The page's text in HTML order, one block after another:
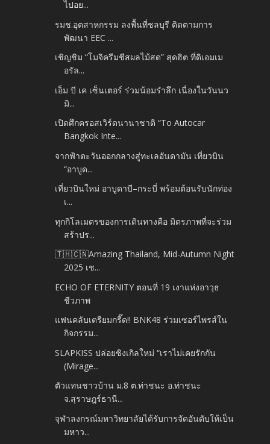
ไปอย...
รมช.อุตสาหกรรม ลงพื้นที่ชลบุรี ติดตามการ
พัฒนา EEC ...
เชิญชิม “โมจิครีมชีสผลไม้สด” สุดฮิต ที่ดิเอมเม
อรัล...
เอ็ม บี เค เซ็นเตอร์ ร่วมน้อมรำลึก เนื่องในวันนว
มิ...
เปิดศึกครอสเวิร์ดนานาชาติ “To Autocar
Bangkok Inte...
จากฟ้าตะวันออกกลางสู่ทะเลอันดามัน เที่ยวบิน
“อาบูด...
เที่ยวบินใหม่ อาบูดาบี–กระบี่ พร้อมต้อนรับนักท่อง
เ...
ทุกกิโลเมตรของการเดินทางคือ มิตรภาพที่จะร่วม
สร้าปร...
🇹🇭🇨🇳Amazing Thailand, Mid-Autumn Night
2025 เช...
ECHO OF ETERNITY ตอนที่ 19 เงาแห่งอาวุธ
ชีวภาพ
แฟนคลับเตรียมกรี๊ด!! BNK48 ร่วมเซอร์ไพรส์ใน
กิจกรรม...
SLAPKISS ปล่อยซิงเกิลใหม่ “เราไม่เคยรักกัน
(Mirage...
ตัวแทนชาวบ้าน ม.8 ต.ท่าชนะ อ.ท่าชนะ
จ.สุราษฎร์ธานี...
จุฬาลงกรณ์มหาวิทยาลัยได้รับการจัดอันดับให้เป็น
มหาว...